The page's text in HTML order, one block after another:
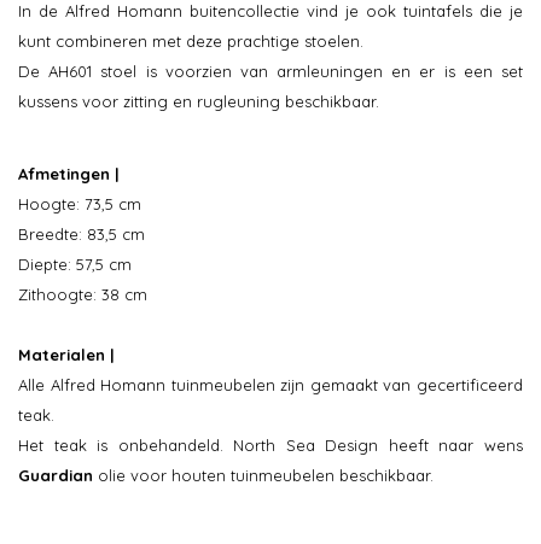
In de Alfred Homann buitencollectie vind je ook tuintafels die je
kunt combineren met deze prachtige stoelen.
De AH601 stoel is voorzien van armleuningen en er is een set
kussens voor zitting en rugleuning beschikbaar.
Afmetingen |
Hoogte: 73,5 cm
Breedte: 83,5 cm
Diepte: 57,5 cm
Zithoogte: 38 cm
Materialen |
Alle Alfred Homann tuinmeubelen zijn gemaakt van gecertificeerd
teak.
Het teak is onbehandeld. North Sea Design heeft naar wens
Guardian olie voor houten tuinmeubelen beschikbaar.